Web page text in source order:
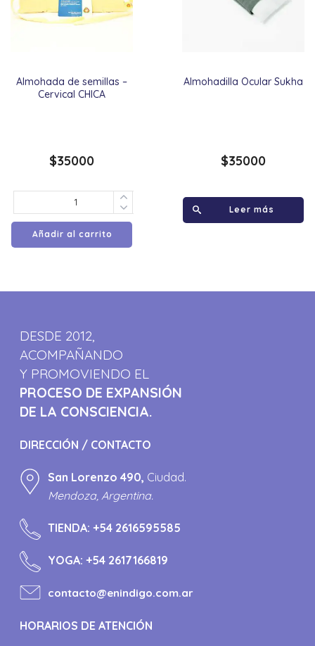
Almohada de semillas –
Cervical CHICA
$35000
Añadir al carrito
Almohadilla Ocular Sukha
$35000
Leer más
DESDE 2012,
ACOMPAÑANDO
Y PROMOVIENDO EL
PROCESO DE EXPANSIÓN
DE LA CONSCIENCIA.
DIRECCIÓN / CONTACTO
San Lorenzo 490, Ciudad.
Mendoza, Argentina.
TIENDA:+54 2616595585
YOGA:+54 2617166819
contacto@enindigo.com.ar
HORARIOS DE ATENCIÓN